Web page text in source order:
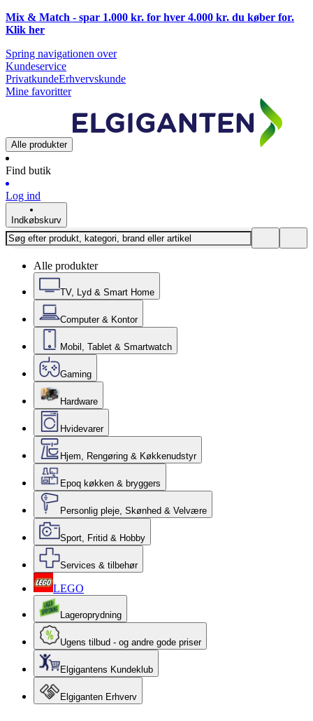
Mix & Match - spar 1.000 kr. for hver 4.000 kr. du køber for.
Klik her
Spring navigationen over
Kundeservice
PrivatkundeErhvervskunde
Mine favoritter
Alle produkter
Find butik
Log ind
Indkøbskurv
Alle produkter
TV, Lyd & Smart Home
Computer & Kontor
Mobil, Tablet & Smartwatch
Gaming
Hardware
Hvidevarer
Hjem, Rengøring & Køkkenudstyr
Epoq køkken & bryggers
Personlig pleje, Skønhed & Velvære
Sport, Fritid & Hobby
Services & tilbehør
LEGO
Lageroprydning
Ugens tilbud - og andre gode priser
Elgigantens Kundeklub
Elgiganten Erhverv